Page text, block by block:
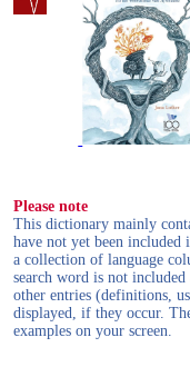
Please note
This dictionary mainly
have not yet been
a collection of language
search word is not
other entries (definitions,
displayed, if they occur.
examples on your screen.